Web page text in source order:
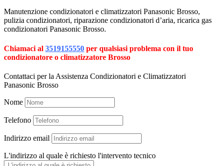
Manutenzione condizionatori e climatizzatori Panasonic Brosso,
pulizia condizionatori, riparazione condizionatori d’aria, ricarica gas
condizionatori Panasonic Brosso.
Chiamaci al 3519155550 per qualsiasi problema con il tuo
condizionatore o climatizzatore Brosso
Contattaci per la Assistenza Condizionatori e Climatizzatori
Panasonic Brosso
Nome
Telefono
Indirizzo email
L'indirizzo al quale è richiesto l'intervento tecnico